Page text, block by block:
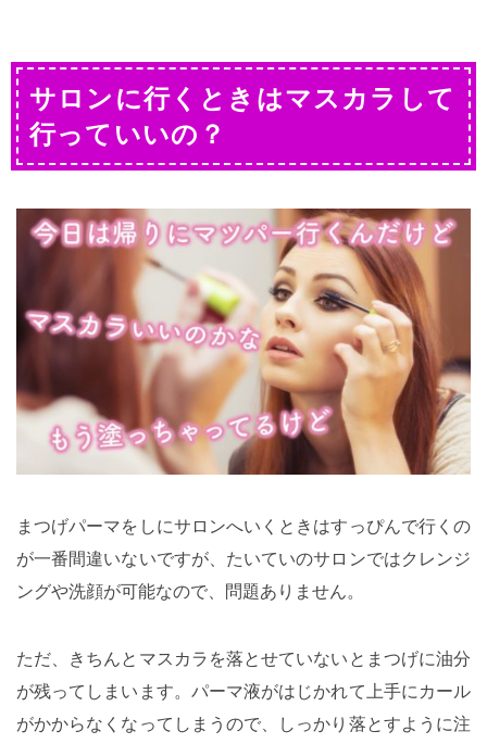
サロンに行くときはマスカラして
行っていいの？
まつげパーマをしにサロンへいくときはすっぴんで行くの
が一番間違いないですが、たいていのサロンではクレンジ
ングや洗顔が可能なので、問題ありません。
ただ、きちんとマスカラを落とせていないとまつげに油分
が残ってしまいます。パーマ液がはじかれて上手にカール
がかからなくなってしまうので、しっかり落とすように注